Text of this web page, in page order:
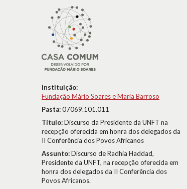
Instituição:
Fundação Mário Soares e Maria Barroso
Pasta:07069.101.011
Título:Discurso da Presidente da UNFT na
recepção oferecida em honra dos delegados da
II Conferência dos Povos Africanos
Assunto:Discurso de Radhia Haddad,
Presidente da UNFT, na recepção oferecida em
honra dos delegados da II Conferência dos
Povos Africanos.